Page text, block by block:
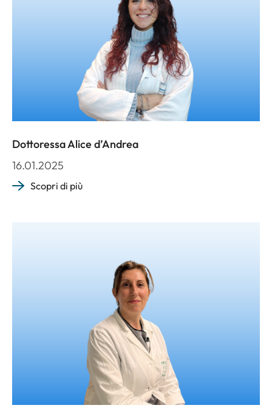
Dottoressa Alice d’Andrea
16.01.2025
Scopri di più